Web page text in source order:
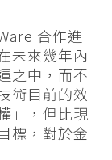
合作進
未來幾年內
之中，而不
術目前的效
」，但比現
標，對於金